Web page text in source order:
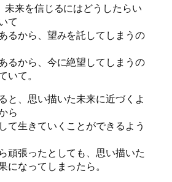
未来を信じるにはどうしたらい
て
るから、望みを託してしまうの
るから、今に絶望してしまうの
いて。
と、思い描いた未来に近づくよ
ら
て生きていくことができるよう
頑張ったとしても、思い描いた
になってしまったら。